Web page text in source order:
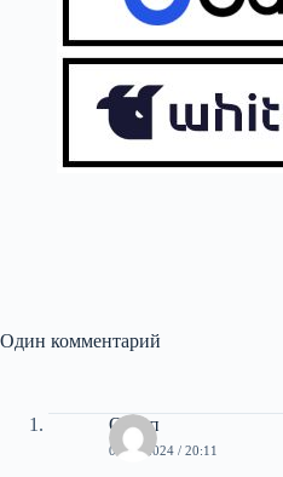
Один комментарий
Остап
06.02.2024 / 20:11